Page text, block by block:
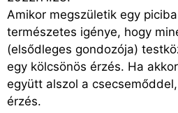
Amikor megszületik egy
természetes igénye, hogy
(elsődleges gondozója)
egy kölcsönös érzés. Ha
együtt alszol a
érzés.